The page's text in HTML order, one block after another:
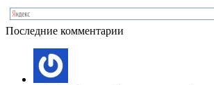
Последние комментарии